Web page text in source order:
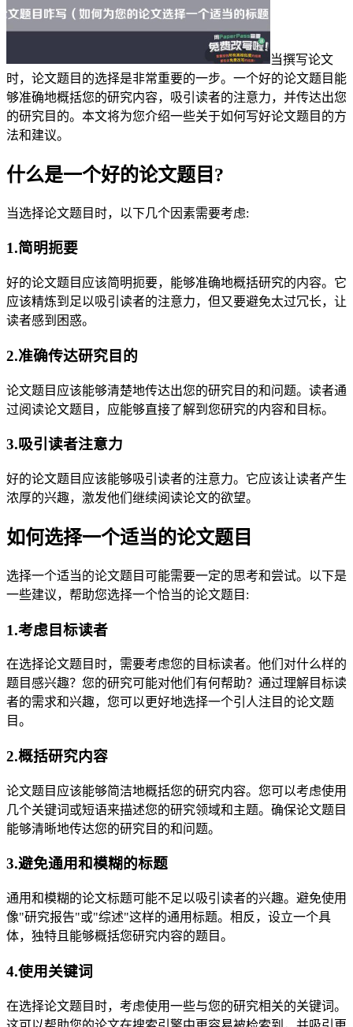
当撰写论文
时，论文题目的选择是非常重要的一步。一个好的论文题目能
够准确地概括您的研究内容，吸引读者的注意力，并传达出您
的研究目的。本文将为您介绍一些关于如何写好论文题目的方
法和建议。
什么是一个好的论文题目?
当选择论文题目时，以下几个因素需要考虑:
1.简明扼要
好的论文题目应该简明扼要，能够准确地概括研究的内容。它
应该精炼到足以吸引读者的注意力，但又要避免太过冗长，让
读者感到困惑。
2.准确传达研究目的
论文题目应该能够清楚地传达出您的研究目的和问题。读者通
过阅读论文题目，应能够直接了解到您研究的内容和目标。
3.吸引读者注意力
好的论文题目应该能够吸引读者的注意力。它应该让读者产生
浓厚的兴趣，激发他们继续阅读论文的欲望。
如何选择一个适当的论文题目
选择一个适当的论文题目可能需要一定的思考和尝试。以下是
一些建议，帮助您选择一个恰当的论文题目:
1.考虑目标读者
在选择论文题目时，需要考虑您的目标读者。他们对什么样的
题目感兴趣？您的研究可能对他们有何帮助？通过理解目标读
者的需求和兴趣，您可以更好地选择一个引人注目的论文题
目。
2.概括研究内容
论文题目应该能够简洁地概括您的研究内容。您可以考虑使用
几个关键词或短语来描述您的研究领域和主题。确保论文题目
能够清晰地传达您的研究目的和问题。
3.避免通用和模糊的标题
通用和模糊的论文标题可能不足以吸引读者的兴趣。避免使用
像"研究报告"或"综述"这样的通用标题。相反，设立一个具
体，独特且能够概括您研究内容的题目。
4.使用关键词
在选择论文题目时，考虑使用一些与您的研究相关的关键词。